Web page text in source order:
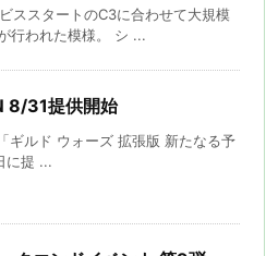
ススタートのC3に合わせて大規模
行われた模様。 シ ...
8/31提供開始
ギルド ウォーズ 拡張版 新たなる予
に提 ...